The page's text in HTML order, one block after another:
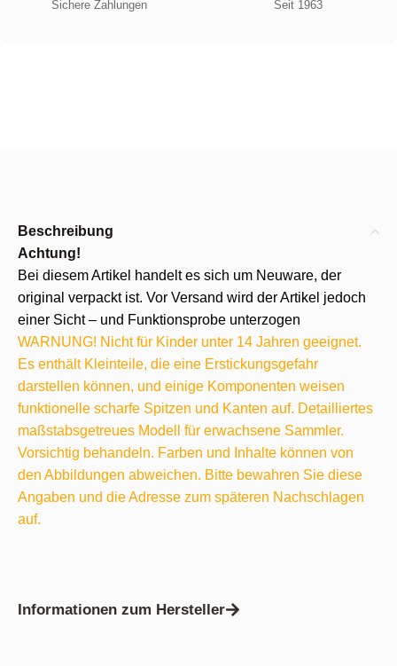
Sichere Zahlungen Seit 1963
Beschreibung
Achtung!
Bei diesem Artikel handelt es sich um Neuware, der
original verpackt ist. Vor Versand wird der Artikel jedoch
einer Sicht – und Funktionsprobe unterzogen
WARNUNG! Nicht für Kinder unter 14 Jahren geeignet.
Es enthält Kleinteile, die eine Erstickungsgefahr
darstellen können, und einige Komponenten weisen
funktionelle scharfe Spitzen und Kanten auf. Detailliertes
maßstabsgetreues Modell für erwachsene Sammler.
Vorsichtig behandeln. Farben und Inhalte können von
den Abbildungen abweichen. Bitte bewahren Sie diese
Angaben und die Adresse zum späteren Nachschlagen
auf.
Informationen zum Hersteller